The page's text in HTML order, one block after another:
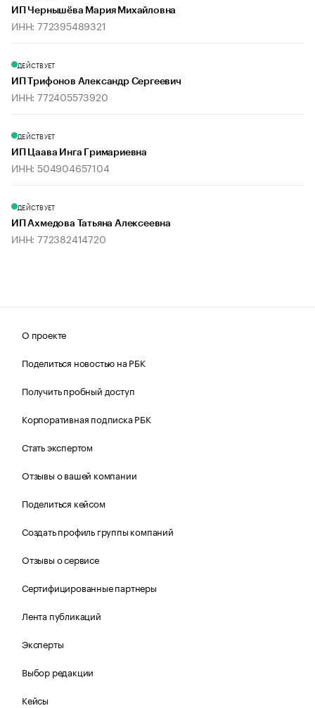
ИП Чернышёва Мария Михайловна
ИНН: 772395489321
ДЕЙСТВУЕТ
ИП Трифонов Александр Сергеевич
ИНН: 772405573920
ДЕЙСТВУЕТ
ИП Цаава Инга Гримариевна
ИНН: 504904657104
ДЕЙСТВУЕТ
ИП Ахмедова Татьяна Алексеевна
ИНН: 772382414720
О проекте
Поделиться новостью на РБК
Получить пробный доступ
Корпоративная подписка РБК
Стать экспертом
Отзывы о вашей компании
Поделиться кейсом
Создать профиль группы компаний
Отзывы о сервисе
Сертифицированные партнеры
Лента публикаций
Эксперты
Выбор редакции
Кейсы